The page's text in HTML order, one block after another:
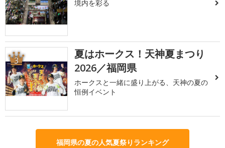
境内を彩る
3
夏はホークス！天神夏まつり
2026／福岡県
ホークスと一緒に盛り上がる、天神の夏の
恒例イベント
福岡県の夏の人気夏祭りランキング